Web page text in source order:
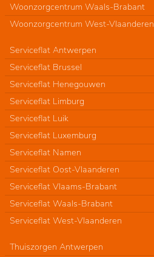
Woonzorgcentrum Waals-Brabant
Woonzorgcentrum West-Vlaanderen
Serviceflat Antwerpen
Serviceflat Brussel
Serviceflat Henegouwen
Serviceflat Limburg
Serviceflat Luik
Serviceflat Luxemburg
Serviceflat Namen
Serviceflat Oost-Vlaanderen
Serviceflat Vlaams-Brabant
Serviceflat Waals-Brabant
Serviceflat West-Vlaanderen
Thuiszorgen Antwerpen